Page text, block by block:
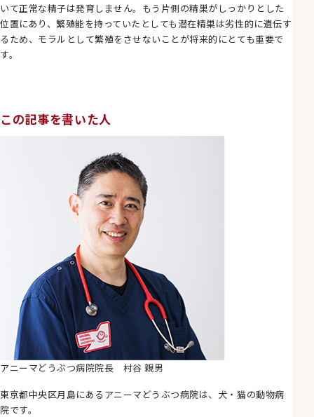
いて正常な精子は発育しません。もう片側の精巣がしっかりとした
位置にあり、繁殖能を持っていたとしても潜在精巣は劣性的に遺伝す
るため、モラルとして繁殖をさせないことが将来的にとても重要で
す。
この記事を書いた人
アニーマどうぶつ病院院長 村谷 親男
東京都中央区月島にあるアニーマどうぶつ病院は、犬・猫の動物病
院です。